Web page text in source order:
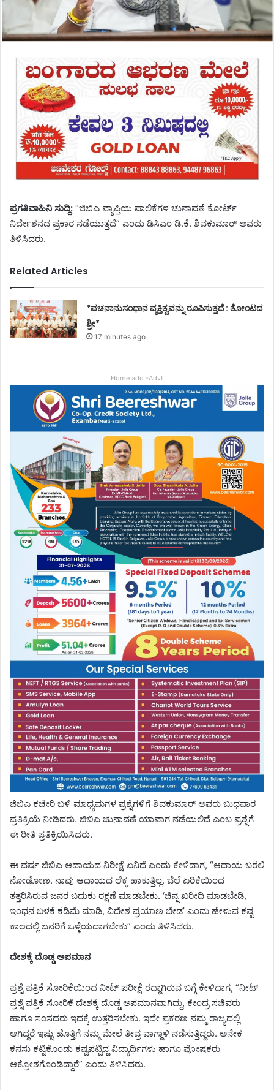
ಪ್ರಗತಿವಾಹಿನಿ ಸುದ್ದಿ: “ಜಿಬಿಎ ವ್ಯಾಪ್ತಿಯ ಪಾಲಿಕೆಗಳ ಚುನಾವಣೆ ಕೋರ್ಟ್
ನಿರ್ದೇಶನದ ಪ್ರಕಾರ ನಡೆಯುತ್ತದೆ” ಎಂದು ಡಿಸಿಎಂ ಡಿ.ಕೆ. ಶಿವಕುಮಾರ್ ಅವರು
ತಿಳಿಸಿದರು.
Related Articles
*ವಚನಾನುಸಂಧಾನ ವ್ಯಕ್ತಿತ್ವವನ್ನು ರೂಪಿಸುತ್ತದೆ : ತೋಂಟದ
ಶ್ರೀ*
17 minutes ago
Home add -Advt
ಜಿಬಿಎ ಕಚೇರಿ ಬಳಿ ಮಾಧ್ಯಮಗಳ ಪ್ರಶ್ನೆಗಳಿಗೆ ಶಿವಕುಮಾರ್ ಅವರು ಬುಧವಾರ
ಪ್ರತಿಕ್ರಿಯೆ ನೀಡಿದರು. ಜಿಬಿಎ ಚುನಾವಣೆ ಯಾವಾಗ ನಡೆಯಲಿದೆ ಎಂಬ ಪ್ರಶ್ನೆಗೆ
ಈ ರೀತಿ ಪ್ರತಿಕ್ರಿಯಿಸಿದರು.
ಈ ವರ್ಷ ಜಿಬಿಎ ಆದಾಯದ ನಿರೀಕ್ಷೆ ಏನಿದೆ ಎಂದು ಕೇಳಿದಾಗ, “ಆದಾಯ ಬರಲಿ
ನೋಡೋಣ. ನಾವು ಆದಾಯದ ಲೆಕ್ಕ ಹಾಕುತ್ತಿಲ್ಲ. ಬೆಲೆ ಏರಿಕೆಯಿಂದ
ತತ್ತರಿಸಿರುವ ಜನರ ಬದುಕು ರಕ್ಷಣೆ ಮಾಡಬೇಕು. ‘ಚಿನ್ನ ಖರೀದಿ ಮಾಡಬೇಡಿ,
ಇಂಧನ ಬಳಕೆ ಕಡಿಮೆ ಮಾಡಿ, ವಿದೇಶ ಪ್ರಯಾಣ ಬೇಡ’ ಎಂದು ಹೇಳುವ ಕಷ್ಟ
ಕಾಲದಲ್ಲಿ ಜನರಿಗೆ ಒಳ್ಳೆಯದಾಗಬೇಕು” ಎಂದು ತಿಳಿಸಿದರು.
ದೇಶಕ್ಕೆ ದೊಡ್ಡ ಅಪಮಾನ
ಪ್ರಶ್ನೆ ಪತ್ರಿಕೆ ಸೋರಿಕೆಯಿಂದ ನೀಟ್ ಪರೀಕ್ಷೆ ರದ್ದಾಗಿರುವ ಬಗ್ಗೆ ಕೇಳಿದಾಗ, “ನೀಟ್
ಪ್ರಶ್ನೆ ಪತ್ರಿಕೆ ಸೋರಿಕೆ ದೇಶಕ್ಕೆ ದೊಡ್ಡ ಅಪಮಾನವಾಗಿದ್ದು, ಕೇಂದ್ರ ಸಚಿವರು
ಹಾಗೂ ಸಂಸದರು ಇದಕ್ಕೆ ಉತ್ತರಿಸಬೇಕು. ಇದೇ ಪ್ರಕರಣ ನಮ್ಮ ರಾಜ್ಯದಲ್ಲಿ
ಆಗಿದ್ದರೆ ಇಷ್ಟು ಹೊತ್ತಿಗೆ ನಮ್ಮ ಮೇಲೆ ತೀವ್ರ ವಾಗ್ದಾಳಿ ನಡೆಸುತ್ತಿದ್ದರು. ಅನೇಕ
ಕನಸು ಕಟ್ಟಿಕೊಂಡು ಕಷ್ಟಪಟ್ಟಿದ್ದ ವಿದ್ಯಾರ್ಥಿಗಳು ಹಾಗೂ ಪೋಷಕರು
ಆಕ್ರೋಶಗೊಂಡಿದ್ದಾರೆ” ಎಂದು ತಿಳಿಸಿದರು.